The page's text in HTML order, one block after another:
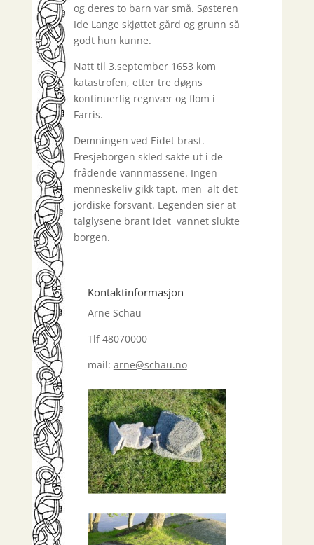
og deres to barn var små. Søsteren
Ide Lange skjøttet gård og grunn så
godt hun kunne.
Natt til 3.september 1653 kom
katastrofen, etter tre døgns
kontinuerlig regnvær og flom i
Farris.
Demningen ved Eidet brast.
Fresjeborgen skled sakte ut i de
frådende vannmassene. Ingen
menneskeliv gikk tapt, men alt det
jordiske forsvant. Legenden sier at
talglysene brant idet vannet slukte
borgen.
Kontaktinformasjon
Arne Schau
Tlf 48070000
mail: arne@schau.no